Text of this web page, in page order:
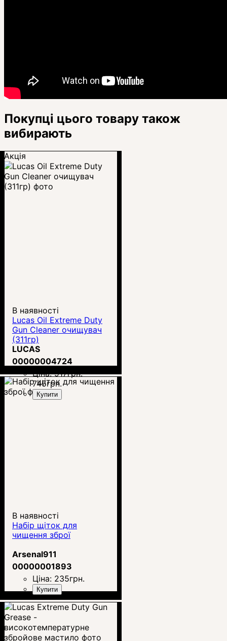
Покупці цього товару також
вибирають
Акція
В наявності
Lucas Oil Extreme Duty
Gun Cleaner очищувач
(311гр)
LUCAS
00000004724
Ціна:917грн.
745грн.
Купити
В наявності
Набір щіток для
чищення зброї
Arsenal911
00000001893
Ціна: 235грн.
Купити